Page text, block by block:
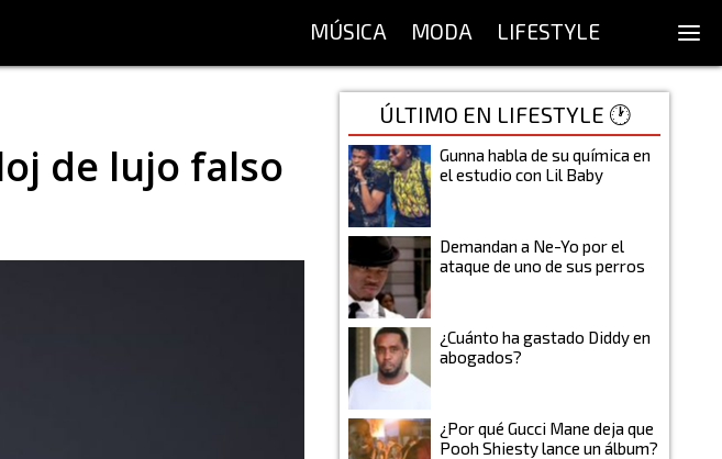
MÚSICA MODA LIFESTYLE
de lujo falso
ÚLTIMO EN LIFESTYLE 🕐
Gunna habla de su química en
el estudio con Lil Baby
Demandan a Ne-Yo por el
ataque de uno de sus perros
¿Cuánto ha gastado Diddy en
abogados?
¿Por qué Gucci Mane deja que
Pooh Shiesty lance un álbum?